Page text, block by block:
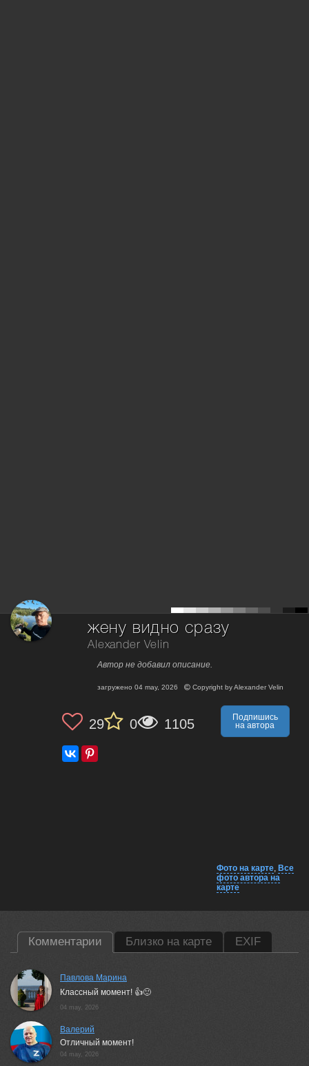
жену видно сразу
Alexander Velin
Автор не добавил описание.
загружено 04 may, 2026 Copyright byAlexander Velin
29 0 1105
Подпишись
на автора
Фото на карте, Все
фото автора на
карте
Комментарии Близко на карте EXIF
Павлова Марина
Классный момент! 👍🙂
04 may, 2026
Валерий
Отличный момент!
04 may, 2026